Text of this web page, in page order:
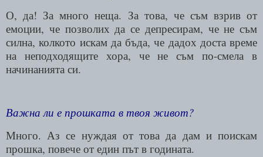
О, да! За много неща. За това, че съм взрив от
емоции, че позволих да се депресирам, че не съм
силна, колкото искам да бъда, че дадох доста време
на неподходящите хора, че не съм по-смела в
начинанията си.
Важна ли е прошката в твоя живот?
Много. Аз се нуждая от това да дам и поискам
прошка, повече от един път в годината.